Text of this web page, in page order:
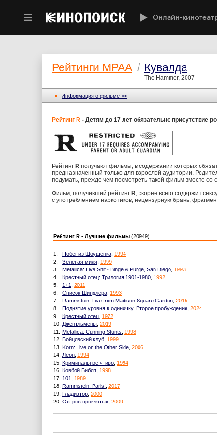
Онлайн-
Рейтинги MPAA / Кувалда
The Hammer, 2007
Информация o фильме >>
Рейтинг R - Детям до 17 лет обязательно присутствие
Рейтинг R получают фильмы, в содержании которых
предназначенный только для взрослой аудитории.
подумать, прежде чем посмотреть такой фильм вместе со
Фильм, получивший рейтинг R, скорее всего содержит
с употреблением наркотиков, нецензурную брань,
Рейтинг R - Лучшие фильмы (20949)
1. Побег из Шоушенка 1994
2.
Зеленая миля 1999
3.
Metallica: Live Shit - Binge & Purge, San Diego 1993
4.
Крестный отец: Трилогия 1901-1980 1992
5.
1+1
2011
6.
Список Шиндлера 1993
7.
Rammstein: Live from Madison Square Garden 2015
8.
Поднятие уровня в одиночку. Второе пробуждение 2024
9.
Крестный отец 1972
10.
Джентльмены 2019
11.
Metallica: Cunning Stunts
1998
12. Бойцовский клуб 1999
13. Korn: Live on the Other Side 2006
14.
Леон 1994
15. Криминальное чтиво 1994
16. Ковбой Бибоп 1998
17.
101
1989
18. Rammstein: Paris! 2017
19. Гладиатор 2000
20. Остров проклятых 2009